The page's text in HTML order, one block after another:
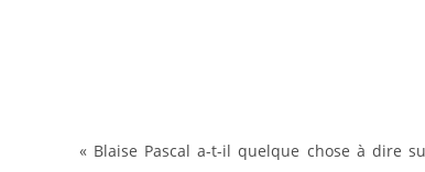
« Blaise Pascal a-t-il quelque chose à dire